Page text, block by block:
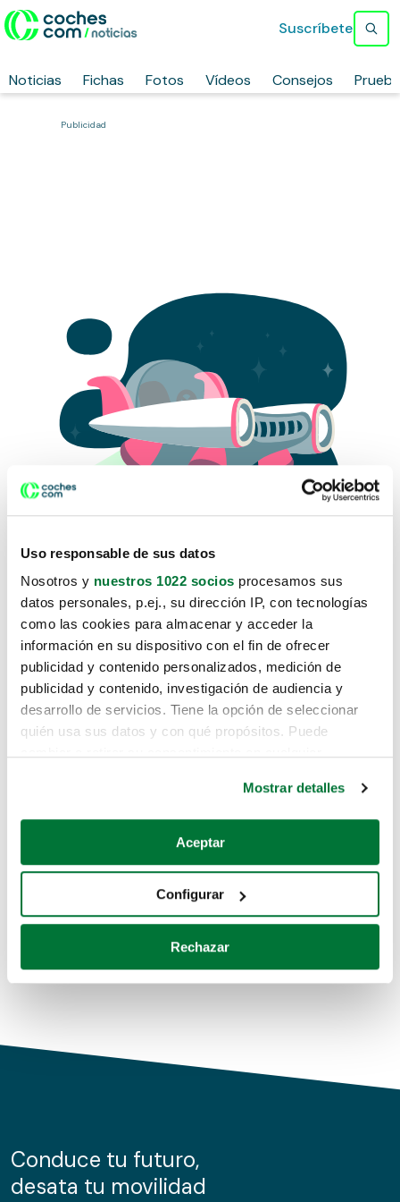
Uso responsable de sus datos
Nosotros y nuestros 1022 socios procesamos sus
datos personales, p.ej., su dirección IP, con tecnologías
como las cookies para almacenar y acceder la
información en su dispositivo con el fin de ofrecer
publicidad y contenido personalizados, medición de
publicidad y contenido, investigación de audiencia y
desarrollo de servicios. Tiene la opción de seleccionar
quién usa sus datos y con qué propósitos. Puede
Si lo permite, también quisiéramos:
Recopilar información sobre su ubicación geográfica
Identificar su dispositivo analizándolo activamente
para buscar características específicas (huellas
Obtenga más información sobre cómo se procesan sus
de cookies.
información sobre el uso que haga del sitio web con
nuestros partners de redes sociales, publicidad y análisis
Mostrar detalles
Aceptar
Configurar
Rechazar
Noticias Fichas Fotos Vídeos Consejos
Suscríbete
Publicidad
Lo sentimos, no sabemos como
te hemos traido hasta aquí.
Pero puedes encontrar el coche que estás
buscando en alguno de estos enlaces:
Coches de segunda mano
Coches de km0
Conduce tu futuro,
desata tu movilidad